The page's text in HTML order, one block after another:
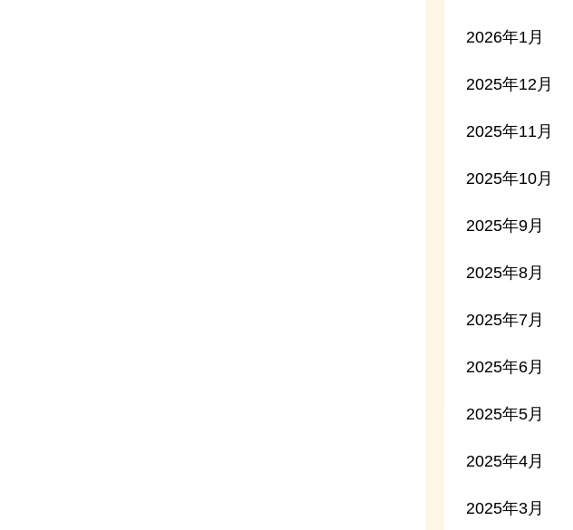
2026年1月
2025年12月
2025年11月
2025年10月
2025年9月
2025年8月
2025年7月
2025年6月
2025年5月
2025年4月
2025年3月